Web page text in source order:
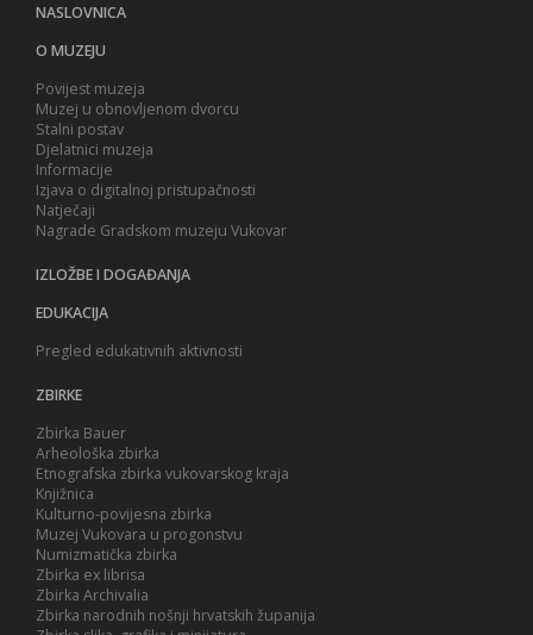
NASLOVNICA
O MUZEJU
Povijest muzeja
Muzej u obnovljenom dvorcu
Stalni postav
Djelatnici muzeja
Informacije
Izjava o digitalnoj pristupačnosti
Natječaji
Nagrade Gradskom muzeju Vukovar
IZLOŽBE I DOGAĐANJA
EDUKACIJA
Pregled edukativnih aktivnosti
ZBIRKE
Zbirka Bauer
Arheološka zbirka
Etnografska zbirka vukovarskog kraja
Knjižnica
Kulturno-povijesna zbirka
Muzej Vukovara u progonstvu
Numizmatička zbirka
Zbirka ex librisa
Zbirka Archivalia
Zbirka narodnih nošnji hrvatskih županija